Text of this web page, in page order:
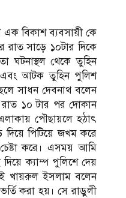
এক বিকাশ ব্যবসায়ী কে
রাত সাড়ে ১০টার দিকে
ঘটনাস্থল থেকে তুহিন
এবং আটক তুহিন পুলিশ
সাধন দেবনাথ বলেন
রাত ১০ টার পর দোকান
পৌছায়লে হঠাৎ
পিটিয়ে জখম করে
করে। এসময় আমি
ক্যাম্প পুলিশে দেয়
খায়রুল ইসলাম বলেন
করা হয়। সে রাড়ুলী